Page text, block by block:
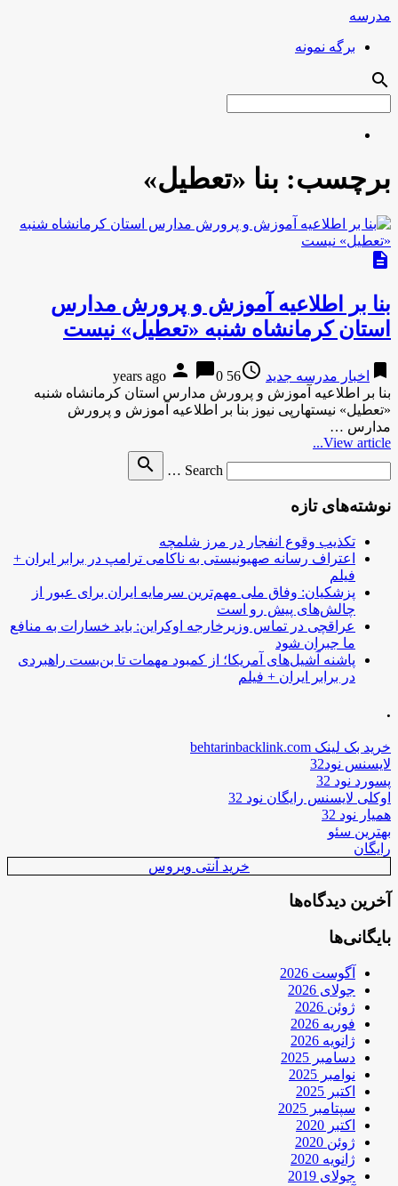
مدرسه
برگه نمونه
search
برچسب: بنا «تعطیل»
description
بنا بر اطلاعیه آموزش و پرورش مدارس
استان کرمانشاه شنبه «تعطیل» نیست
bookmark اخبار مدرسه جدید access_time
56 years ago
person chat_bubble0
بنا بر اطلاعیه آموزش و پرورش مدارس استان کرمانشاه شنبه
«تعطیل» نیستهارپی نیوز بنا بر اطلاعیه آموزش و پرورش
مدارس …
View article...
Search …
search
نوشته‌های تازه
تکذیب وقوع انفجار در مرز شلمچه
اعتراف رسانه صهیونیستی به ناکامی ترامپ در برابر ایران +
فیلم
پزشکیان: وفاق ملی مهم‌ترین سرمایه ایران برای عبور از
چالش‌های پیش رو است
عراقچی در تماس وزیرخارجه اوکراین: باید خسارات به منافع
ما جبران شود
پاشنه آشیل‌های آمریکا؛ از کمبود مهمات تا بن‌بست راهبردی
در برابر ایران + فیلم
.
خرید بک لینک behtarinbacklink.com
لایسنس نود32
پسورد نود 32
اوکلی لایسنس رایگان نود 32
همیار نود 32
بهترین سئو
رایگان
خرید آنتی ویروس
آخرین دیدگاه‌ها
بایگانی‌ها
آگوست 2026
جولای 2026
ژوئن 2026
فوریه 2026
ژانویه 2026
دسامبر 2025
نوامبر 2025
اکتبر 2025
سپتامبر 2025
اکتبر 2020
ژوئن 2020
ژانویه 2020
جولای 2019